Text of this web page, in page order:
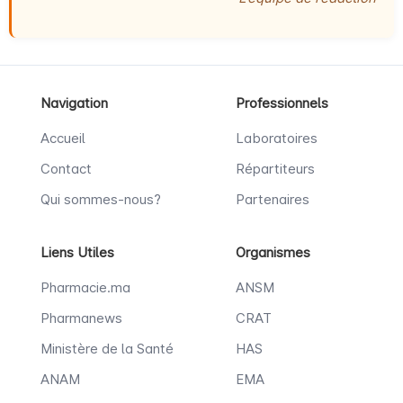
Navigation
Accueil
Contact
Qui sommes-nous?
Professionnels
Laboratoires
Répartiteurs
Partenaires
Liens Utiles
Pharmacie.ma
Pharmanews
Ministère de la Santé
ANAM
Organismes
ANSM
CRAT
HAS
EMA